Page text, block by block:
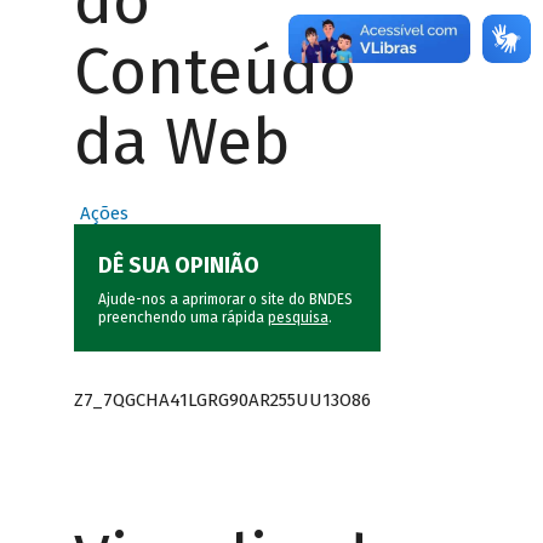
Conteúdo
da Web
Ações
DÊ SUA OPINIÃO
Ajude-nos a aprimorar o site do BNDES
preenchendo uma rápida pesquisa.
Z7_7QGCHA41LGRG90AR255UU13O86